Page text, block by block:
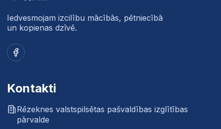
Iedvesmojam izcilību mācībās, pētniecībā
un kopienas dzīvē.
Facebook
Kontakti
Rēzeknes valstspilsētas pašvaldības izglītības
pārvalde